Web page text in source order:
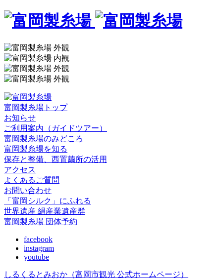
富岡製糸場トップ
お知らせ
ご利用案内（ガイドツアー）
富岡製糸場のみどころ
富岡製糸場を知る
保存と整備、西置繭所の活用
アクセス
よくあるご質問
お問い合わせ
「富岡シルク」にふれる
世界遺産 絹産業遺産群
富岡製糸場 団体予約
facebook
instagram
youtube
しるくるとみおか （富岡市観光 公式ホームページ）